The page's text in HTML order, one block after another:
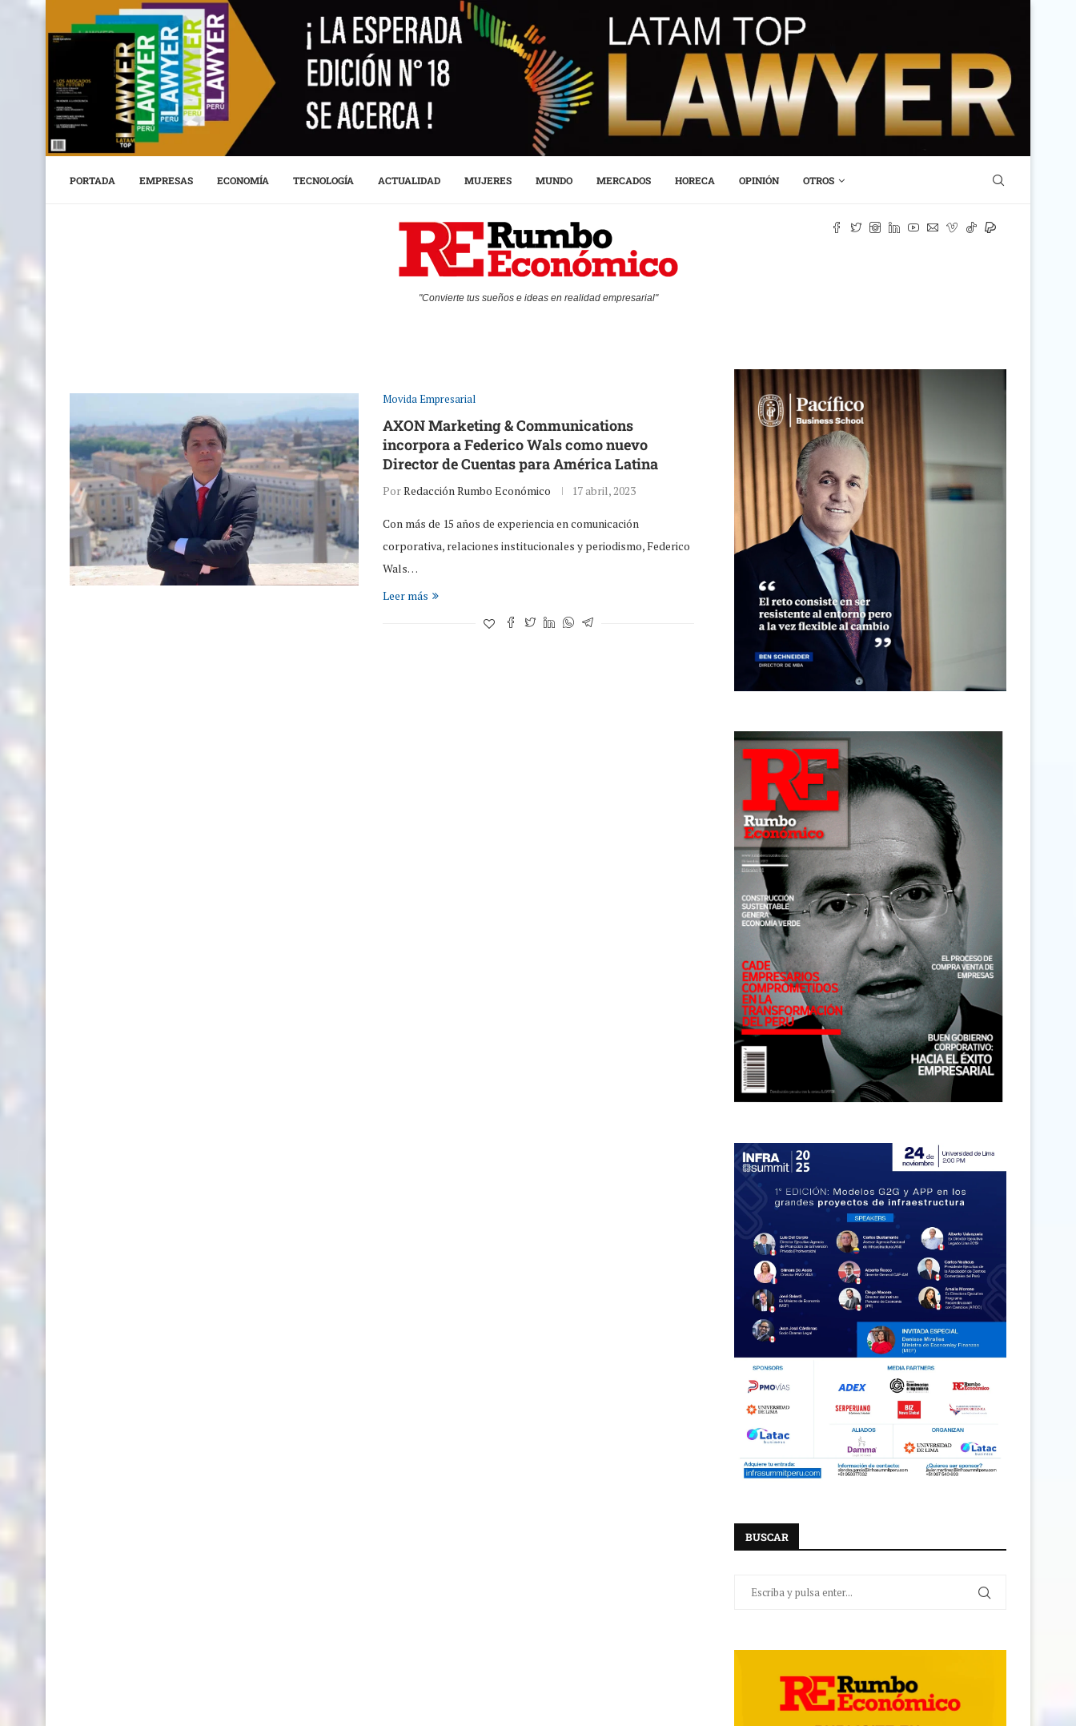
PORTADA EMPRESAS ECONOMÍA TECNOLOGÍA ACTUALIDAD MUJERES MUNDO MERCADOS HORECA OPINIÓN OTROS
"Convierte tus sueños e ideas en realidad empresarial"
Movida Empresarial
AXON Marketing & Communications
incorpora a Federico Wals como nuevo
Director de Cuentas para América Latina
PorRedacción Rumbo Económico 17 abril, 2023
Con más de 15 años de experiencia en comunicación
corporativa, relaciones institucionales y periodismo, Federico
Wals…
Leer más
BUSCAR